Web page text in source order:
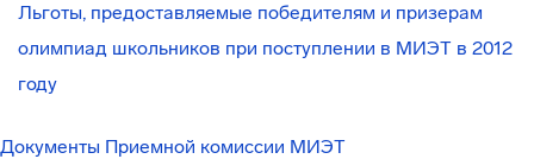
Льготы, предоставляемые победителям и призерам
олимпиад школьников при поступлении в МИЭТ в 2012
году
Документы Приемной комиссии МИЭТ